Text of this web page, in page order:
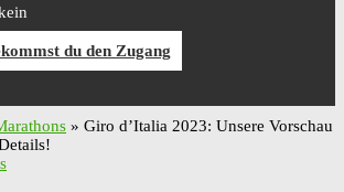
du den Zugang
» Giro d’Italia 2023: Unsere Vorschau